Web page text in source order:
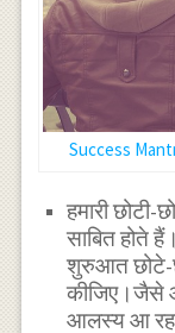
Success
हमारी
साबित होते
शुरुआत छोटे-
कीजिए।जैसे
आलस्य आ